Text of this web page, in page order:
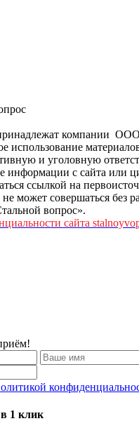
компании
использование
и уголовную
информации с сайта или
ссылкой на
может совершаться без
вопрос».
сайта
1 клик